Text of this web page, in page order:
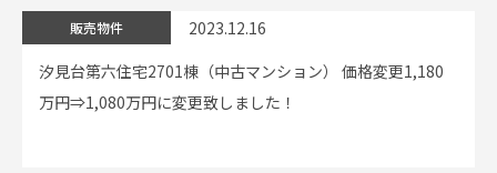
販売物件
2023.12.16
汐見台第六住宅2701棟（中古マンション） 価格変更1,180
万円⇒1,080万円に変更致しました！